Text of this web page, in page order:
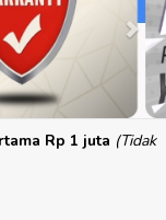
Rp 1 juta (Tidak